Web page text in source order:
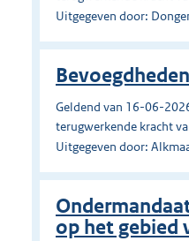
Uitgegeven door:
Geldend van 16-06-
terugwerkende kracht
Uitgegeven door:
op het gebied